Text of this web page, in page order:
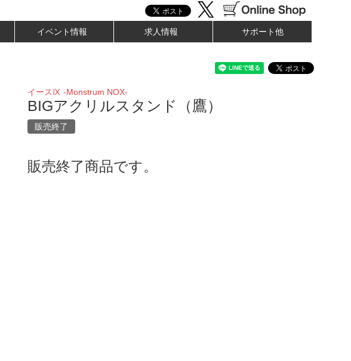
イベント情報 求人情報 サポート他
イースⅨ -Monstrum NOX-
BIGアクリルスタンド（鷹）
販売終了
販売終了商品です。